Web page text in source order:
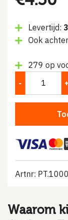
Levertijd:
Ook
279 op
Artnr:
Waarom